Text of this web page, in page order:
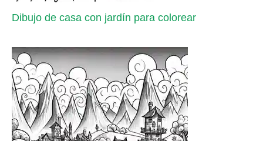
Dibujo de casa con jardín para colorear